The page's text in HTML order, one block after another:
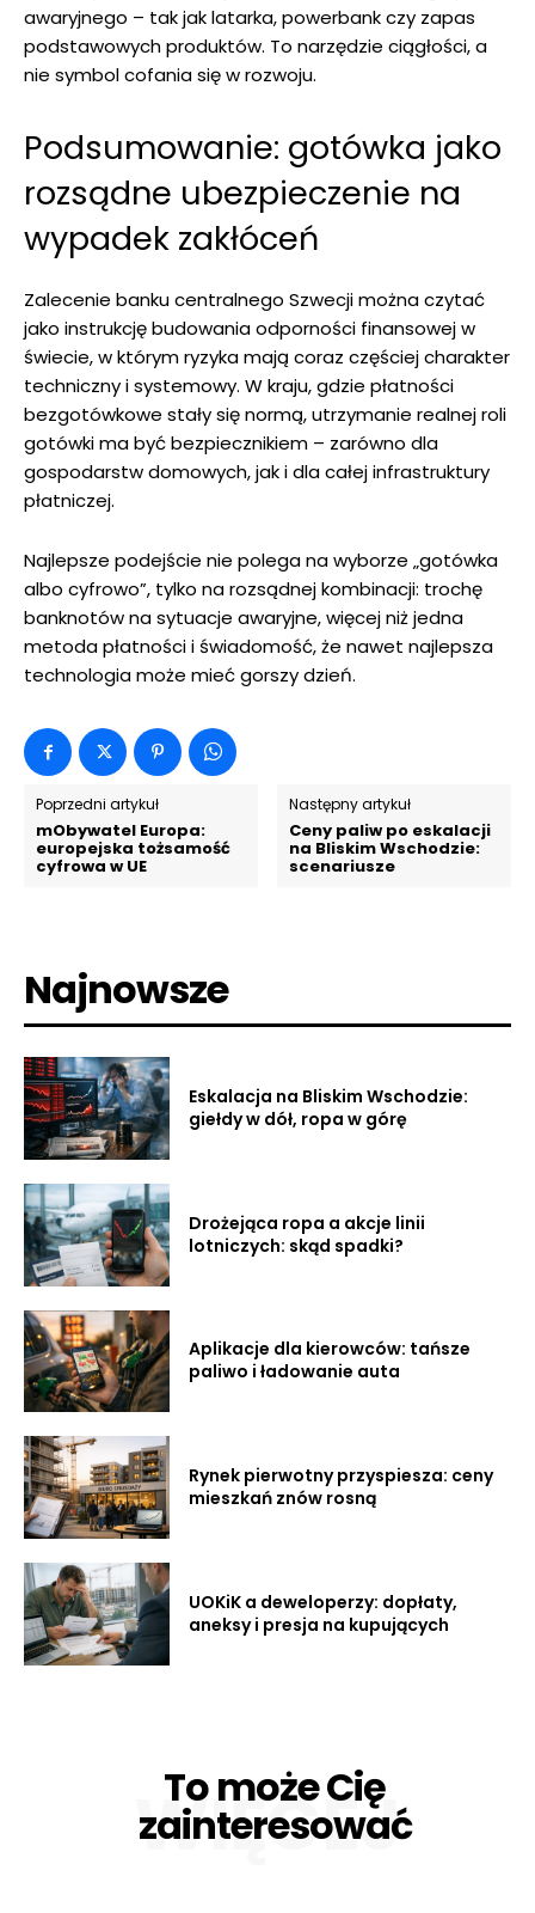
awaryjnego – tak jak latarka, powerbank czy zapas
podstawowych produktów. To narzędzie ciągłości, a
nie symbol cofania się w rozwoju.
Podsumowanie: gotówka jako
rozsądne ubezpieczenie na
wypadek zakłóceń
Zalecenie banku centralnego Szwecji można czytać
jako instrukcję budowania odporności finansowej w
świecie, w którym ryzyka mają coraz częściej charakter
techniczny i systemowy. W kraju, gdzie płatności
bezgotówkowe stały się normą, utrzymanie realnej roli
gotówki ma być bezpiecznikiem – zarówno dla
gospodarstw domowych, jak i dla całej infrastruktury
płatniczej.
Najlepsze podejście nie polega na wyborze „gotówka
albo cyfrowo”, tylko na rozsądnej kombinacji: trochę
banknotów na sytuacje awaryjne, więcej niż jedna
metoda płatności i świadomość, że nawet najlepsza
technologia może mieć gorszy dzień.
Poprzedni artykuł
mObywatel Europa:
europejska tożsamość
cyfrowa w UE
Następny artykuł
Ceny paliw po eskalacji
na Bliskim Wschodzie:
scenariusze
Najnowsze
Eskalacja na Bliskim Wschodzie:
giełdy w dół, ropa w górę
Drożejąca ropa a akcje linii
lotniczych: skąd spadki?
Aplikacje dla kierowców: tańsze
paliwo i ładowanie auta
Rynek pierwotny przyspiesza: ceny
mieszkań znów rosną
UOKiK a deweloperzy: dopłaty,
aneksy i presja na kupujących
To może Cię
zainteresować
WIĘCEJ